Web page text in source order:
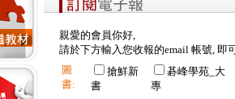
親愛的會員你好,
請於下方輸入您收報的email 帳號, 即
圖
書:
搶鮮新
書
碁峰學苑_大
專